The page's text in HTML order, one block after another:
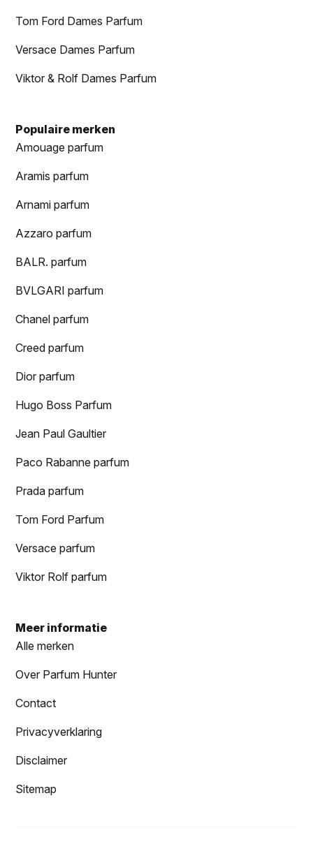
Tom Ford Dames Parfum
Versace Dames Parfum
Viktor & Rolf Dames Parfum
Populaire merken
Amouage parfum
Aramis parfum
Arnami parfum
Azzaro parfum
BALR. parfum
BVLGARI parfum
Chanel parfum
Creed parfum
Dior parfum
Hugo Boss Parfum
Jean Paul Gaultier
Paco Rabanne parfum
Prada parfum
Tom Ford Parfum
Versace parfum
Viktor Rolf parfum
Meer informatie
Alle merken
Over Parfum Hunter
Contact
Privacyverklaring
Disclaimer
Sitemap